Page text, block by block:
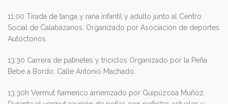
11:00 Tirada de tanga y rana infantil y adulto junto al Centro
Social de Calabazanos. Organizado por Asociación de deportes
Autóctonos.
13:30 Carrera de patinetes y triciclos Organizado por la Peña
Bebe a Bordo. Calle Antonio Machado.
13:30h Vermut flamenco amenizado por Guipúzcoa Muñoz.